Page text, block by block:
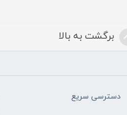
برگشت به بالا
دسترسی سریع